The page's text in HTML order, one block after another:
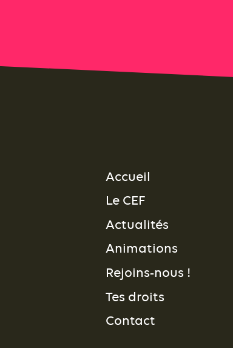
Accueil
Le CEF
Actualités
Animations
Rejoins-nous !
Tes droits
Contact